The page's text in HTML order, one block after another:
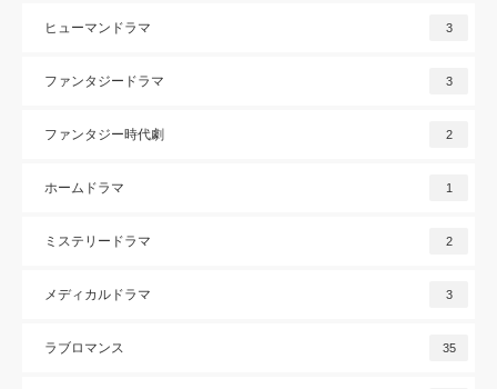
ヒューマンドラマ 3
ファンタジードラマ 3
ファンタジー時代劇 2
ホームドラマ 1
ミステリードラマ 2
メディカルドラマ 3
ラブロマンス 35